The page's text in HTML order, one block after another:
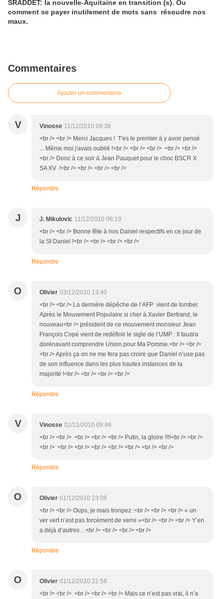
SRADDET: la nouvelle-Aquitaine en transition (s). Ou
comment se payer inutilement de mots sans résoudre nos
maux.
Commentaires
Ajouter un commentaire
V Vinosse 11/12/2010 08:38
<br /> <br /> Merci Jacques ! T'es le premier à y avoir pensé
... Même moi j'avais oublié !<br /> <br /> <br /> <br /> <br />
<br /> Donc à ce soir à Jean Pauquet pour le choc BSCR X
SA XV !<br /> <br /> <br /> <br />
Répondre
J J. Mikulovic 11/12/2010 06:19
<br /> <br /> Bonne fête à nos Daniel respectifs en ce jour de
la St Daniel !<br /> <br /> <br /> <br />
Répondre
O Olivier 03/12/2010 13:40
<br /> <br /> La dernière dépêche de l’AFP vient de tomber.
Après le Mouvement Populaire si cher à Xavier Bertrand, le
nouveau<br /> président de ce mouvement monsieur Jean
François Copé vient de redéfinir le sigle de l’UMP : Il faudra
dorénavant comprendre Union pour Ma Pomme.<br /> <br />
<br /> Après ça on ne me fera pas croire que Daniel n’use pas
de son influence dans les plus hautes instances de la
majorité !<br /> <br /> <br /> <br />
Répondre
V Vinosse 02/12/2010 09:46
<br /> <br /> <br /> <br /> <br /> Putin, la gloire !!!!<br /> <br />
<br /> <br /> <br /> <br /> <br /> <br /> <br /> <br />
Répondre
O Olivier 01/12/2010 23:08
<br /> <br /> Oups, je mais tronpez :<br /> <br /> <br /> « un
ver vert n’est pas forcément de verre »<br /> <br /> <br /> Y’en
a déjà d’autres…<br /> <br /> <br /> <br />
Répondre
O Olivier 01/12/2010 22:59
<br /> <br /> <br /> <br /> <br /> Mais ce n’est pas vrai, il n’a